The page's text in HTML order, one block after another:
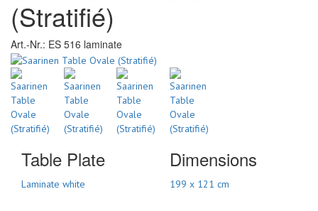
(Stratifié)
Art.-Nr.: ES 516 laminate
Table Plate
Laminate white
Dimensions
199 x 121 cm